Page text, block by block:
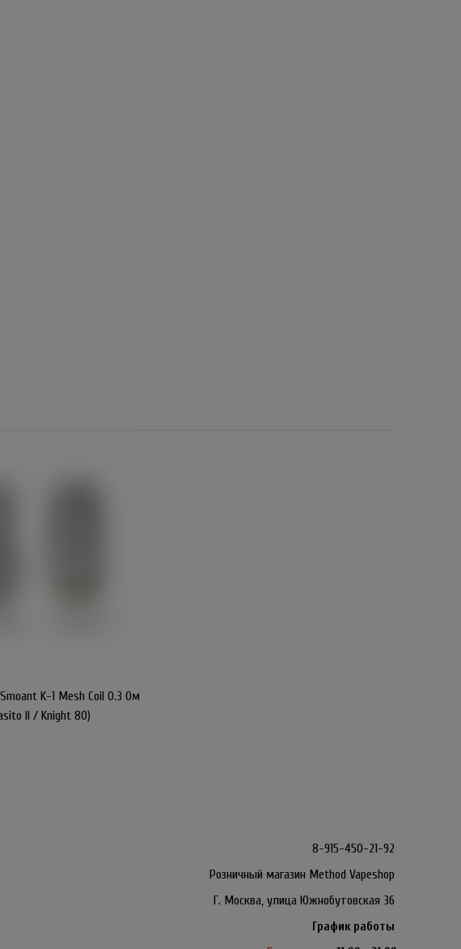
K-1 Mesh Coil 0.3 Ом
II / Knight 80)
8-915-450-21-92
Розничный магазин Method Vapeshop
Г. Москва, улица Южнобутовская 36
График работы